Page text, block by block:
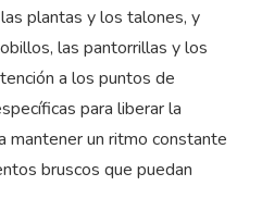
plantas y los talones, y
las pantorrillas y los
a los puntos de
para liberar la
mantener un ritmo constante
bruscos que puedan